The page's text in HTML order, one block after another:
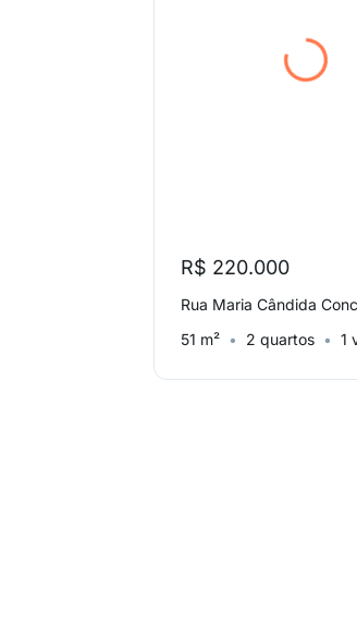
R$ 220.000
51 m²
2 quartos 1